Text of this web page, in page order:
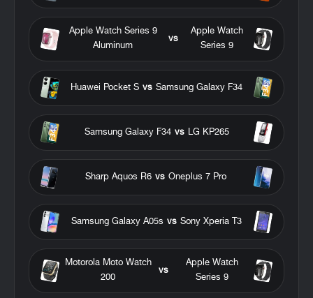
Apple Watch
Series 9
vs
Apple Watch Series 9
Aluminum
Samsung Galaxy F34
vs
Huawei Pocket S
LG KP265
vs
Samsung Galaxy F34
Oneplus 7 Pro
vs
Sharp Aquos R6
Sony Xperia T3
vs
Samsung Galaxy A05s
Apple Watch
Series 9
vs
Motorola Moto Watch
200